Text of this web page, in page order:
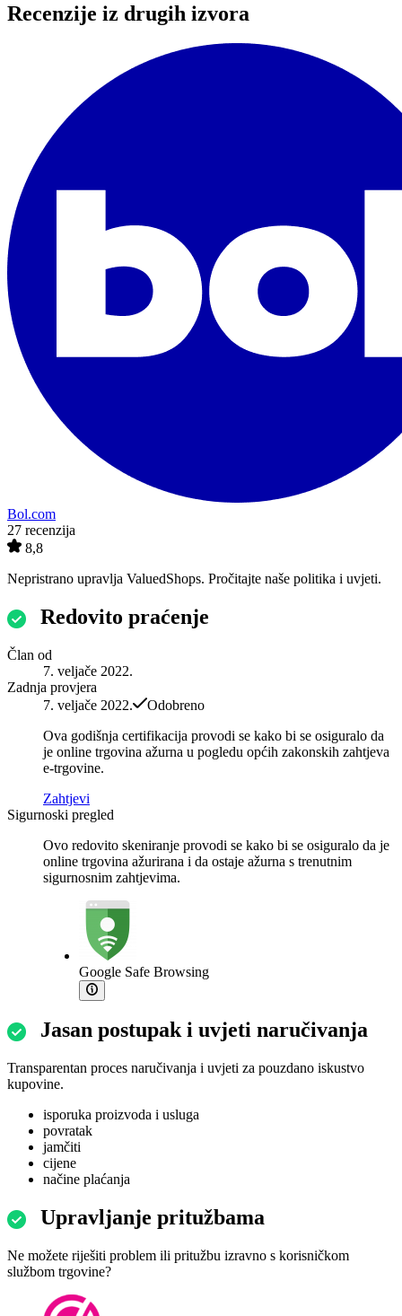
Recenzije iz drugih izvora
Bol.com
27 recenzija
8,8
Nepristrano upravlja ValuedShops. Pročitajte naše politika i uvjeti.
Redovito praćenje
Član od
7. veljače 2022.
Zadnja provjera
7. veljače 2022.
Odobreno
Ova godišnja certifikacija provodi se kako bi se osiguralo da
je online trgovina ažurna u pogledu općih zakonskih zahtjeva
e-trgovine.
Zahtjevi
Sigurnoski pregled
Ovo redovito skeniranje provodi se kako bi se osiguralo da je
online trgovina ažurirana i da ostaje ažurna s trenutnim
sigurnosnim zahtjevima.
Google Safe Browsing
Jasan postupak i uvjeti naručivanja
Transparentan proces naručivanja i uvjeti za pouzdano iskustvo
kupovine.
isporuka proizvoda i usluga
povratak
jamčiti
cijene
načine plaćanja
Upravljanje pritužbama
Ne možete riješiti problem ili pritužbu izravno s korisničkom
službom trgovine?